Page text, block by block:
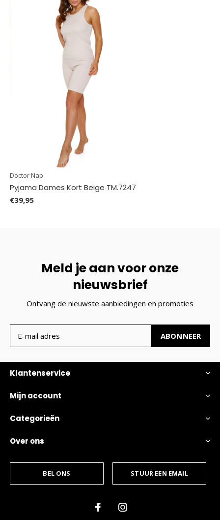
Doctor Nap
Pyjama Dames Kort Beige TM.7247
€39,95
Meld je aan voor onze
nieuwsbrief
Ontvang de nieuwste aanbiedingen en promoties
ABONNEER
Klantenservice
Mijn account
Categorieën
Over ons
BEL ONS STUUR EEN EMAIL